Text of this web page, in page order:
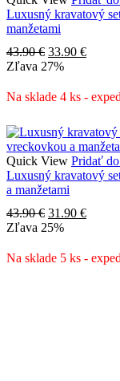
Luxusný kravatový
manžetami
43.90€ Pôvodná
cena
43.90 €.
33.90 €
33.90
Zľava 27%
Na sklade 4 ks -
Quick View Pridať
Luxusný kravatový
a manžetami
43.90€ Pôvodná
cena
43.90 €.
31.90 €
31.90
Zľava 25%
Na sklade 5 ks -